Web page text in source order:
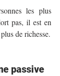
les plus
pas, il est en
de richesse.
passive